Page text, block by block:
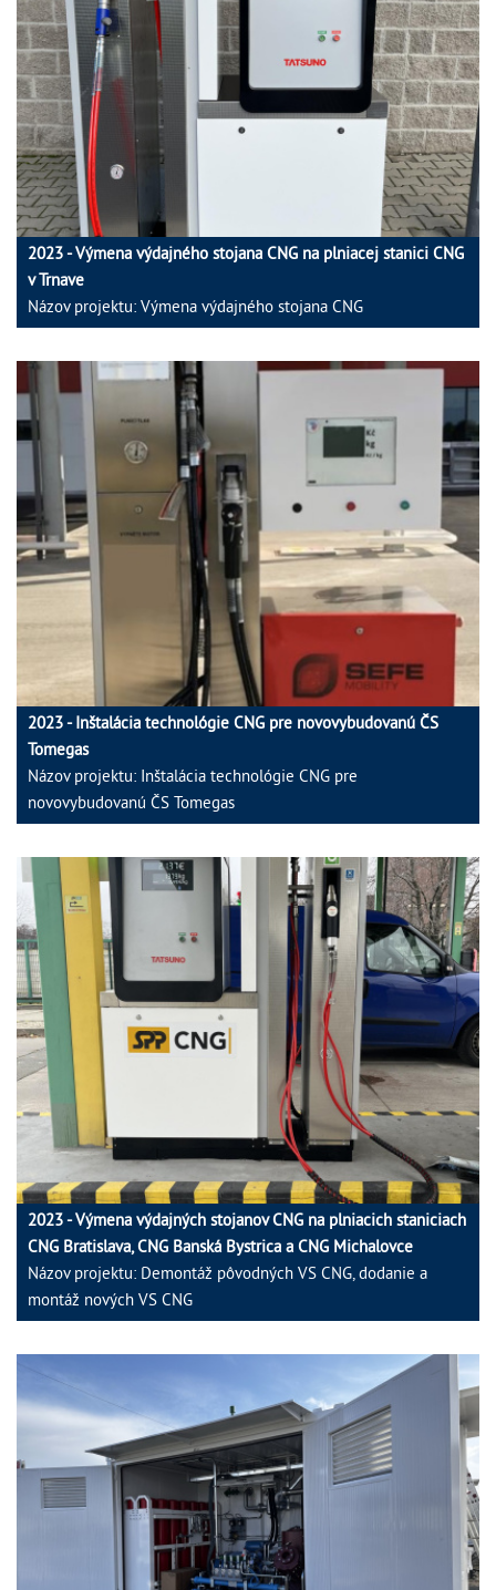
2023 - Výmena výdajného stojana CNG na plniacej stanici CNG
v Trnave
Názov projektu: Výmena výdajného stojana CNG
2023 - Inštalácia technológie CNG pre novovybudovanú ČS
Tomegas
Názov projektu: Inštalácia technológie CNG pre
novovybudovanú ČS Tomegas
2023 - Výmena výdajných stojanov CNG na plniacich staniciach
CNG Bratislava, CNG Banská Bystrica a CNG Michalovce
Názov projektu: Demontáž pôvodných VS CNG, dodanie a
montáž nových VS CNG